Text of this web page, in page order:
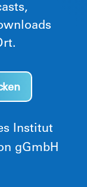
Institut
gGmbH